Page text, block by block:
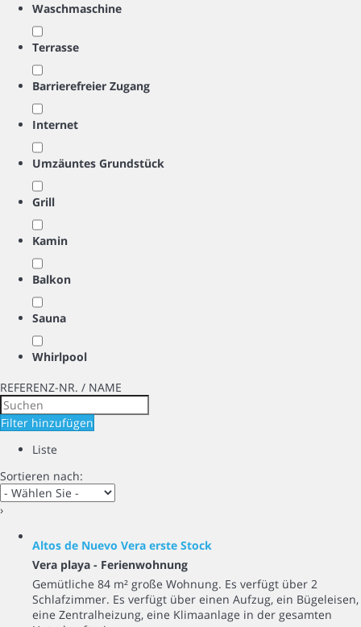
Waschmaschine
Terrasse
Barrierefreier Zugang
Internet
Umzäuntes Grundstück
Grill
Kamin
Balkon
Sauna
Whirlpool
REFERENZ-NR. / NAME
Filter hinzufügen
Liste
Sortieren nach:
›
Altos de Nuevo Vera erste Stock
Vera playa - Ferienwohnung
Gemütliche 84 m² große Wohnung. Es verfügt über 2
Schlafzimmer. Es verfügt über einen Aufzug, ein Bügeleisen,
eine Zentralheizung, eine Klimaanlage in der gesamten